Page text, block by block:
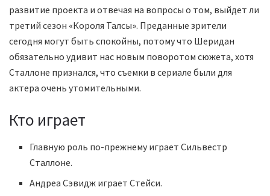
развитие проекта и отвечая на вопросы о том, выйдет ли
третий сезон «Короля Талсы». Преданные зрители
сегодня могут быть спокойны, потому что Шеридан
обязательно удивит нас новым поворотом сюжета, хотя
Сталлоне признался, что съемки в сериале были для
актера очень утомительными.
Кто играет
Главную роль по-прежнему играет Сильвестр
Сталлоне.
Андреа Сэвидж играет Стейси.